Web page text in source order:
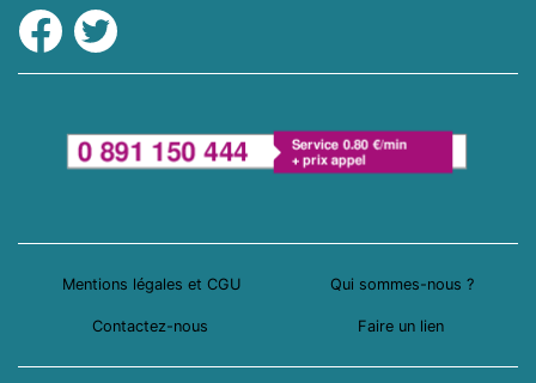
Facebook
Twitter
Mentions légales et CGU Qui sommes-nous ?
Contactez-nous Faire un lien